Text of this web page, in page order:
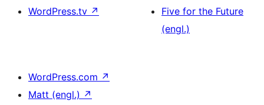
WordPress.tv ↗
Five for the Future
(engl.)
WordPress.com ↗
Matt (engl.) ↗